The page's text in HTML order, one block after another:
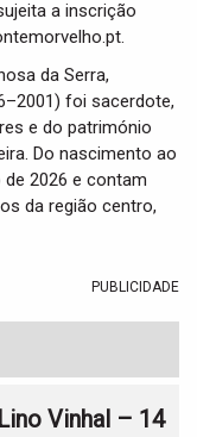
a inscrição
da Serra,
foi sacerdote,
e do património
Do nascimento ao
de 2026 e contam
da região centro,
PUBLICIDADE
Vinhal – 14